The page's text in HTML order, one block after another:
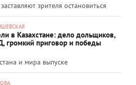
зрителя остановиться
в Казахстане: дело дольщиков,
громкий приговор и победы
и мира выпуске